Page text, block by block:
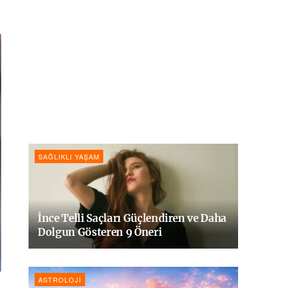
SAĞLIKLI YAŞAM
İnce Telli Saçları Güçlendiren ve Daha
Dolgun Gösteren 9 Öneri
ASTROLOJI